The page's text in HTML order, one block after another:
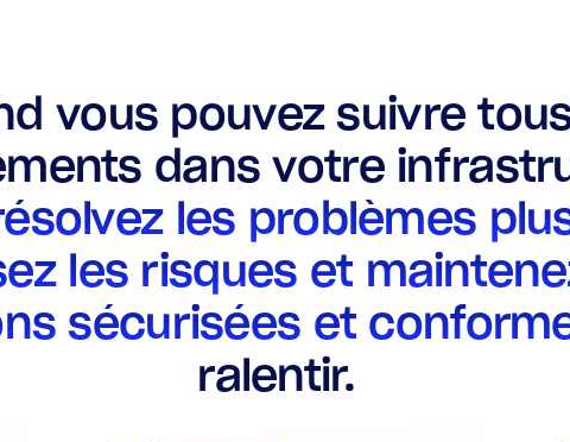
vous pouvez suivre
dans votre
les problèmes
les risques et
sécurisées et
ralentir.